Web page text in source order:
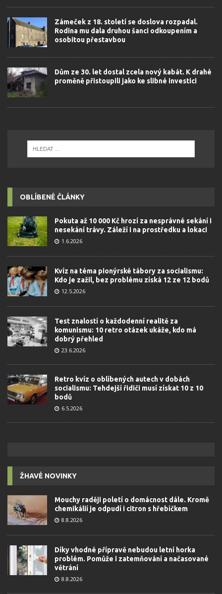
Zámeček z 18. století se doslova rozpadal.
Rodina mu dala druhou šanci odkoupením a
osobitou přestavbou
Dům ze 30. let dostal zcela nový kabát. K drahé
proměně přistoupili jako ke slibné investici
OBLÍBENÉ ČLÁNKY
Pokuta až 10 000 Kč hrozí za nesprávné sekání i
nesekání trávy. Záleží i na prostředku a lokaci
1.6.2026
Kvíz na téma pionýrské tábory za socialismu:
Kdo je zažil, bez problému získá 12 ze 12 bodů
12.5.2026
Test znalostí o každodenní realitě za
komunismu: 10 retro otázek ukáže, kdo má
dobrý přehled
23.6.2026
Retro kvíz o oblíbených autech v dobách
socialismu: Tehdejší řidiči musí získat 10 z 10
bodů
6.5.2026
ŽHAVÉ NOVINKY
Mouchy raději poletí o domácnost dále. Kromě
chemikálií je odpudí i citron s hřebíčkem
8.8.2026
Díky vhodné přípravě nebudou letní horka
problém. Pomůže i zatemňování a načasované
větrání
8.8.2026